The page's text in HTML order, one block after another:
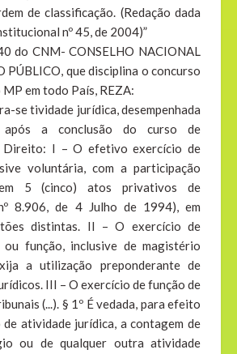
de classificação. (Redação dada
nº 45, de 2004)”
do CNM- CONSELHO NACIONAL
PÚBLICO, que disciplina o concurso
em todo País, REZA:
se tividade jurídica, desempenhada
após a conclusão do curso de
Direito: I – O efetivo exercício de
voluntária, com a participação
5 (cinco) atos privativos de
8.906, de 4 Julho de 1994), em
distintas. II – O exercício de
ou função, inclusive de magistério
a utilização preponderante de
III – O exercício de função de
(...). § 1º É vedada, para efeito
de atividade jurídica, a contagem de
ou de qualquer outra atividade